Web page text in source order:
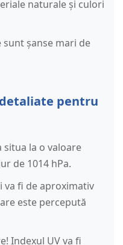
naturale și culori
șanse mari de
pentru
situa la o valoare
de 1014 hPa.
va fi de aproximativ
este percepută
Indexul UV va fi